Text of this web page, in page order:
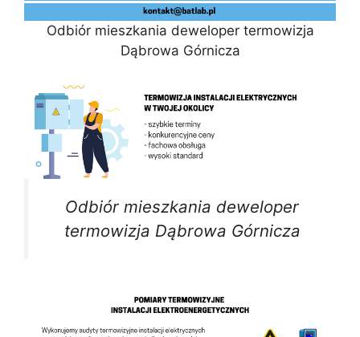
Odbiór mieszkania deweloper termowizja
Dąbrowa Górnicza
Odbiór mieszkania deweloper
termowizja Dąbrowa Górnicza